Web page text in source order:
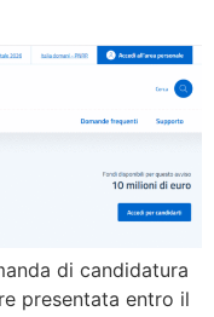
di candidatura
presentata entro il